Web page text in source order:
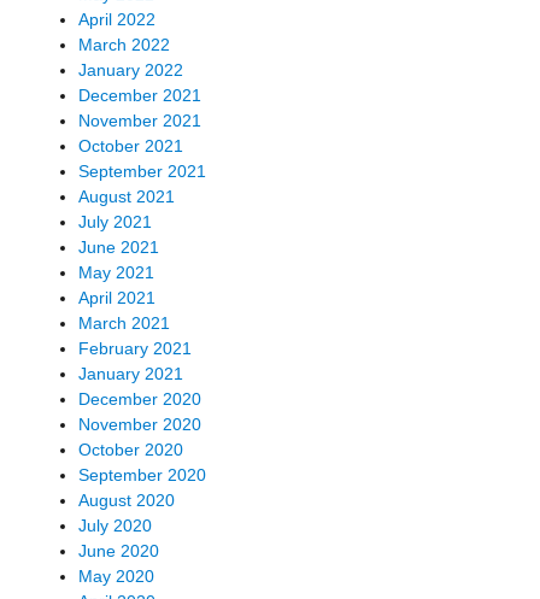
April 2022
March 2022
January 2022
December 2021
November 2021
October 2021
September 2021
August 2021
July 2021
June 2021
May 2021
April 2021
March 2021
February 2021
January 2021
December 2020
November 2020
October 2020
September 2020
August 2020
July 2020
June 2020
May 2020